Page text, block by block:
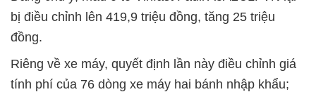
bị điều chỉnh lên 419,9 triệu đồng, tăng 25 triệu
đồng.
Riêng về xe máy, quyết định lần này điều chỉnh giá
tính phí của 76 dòng xe máy hai bánh nhập khẩu;